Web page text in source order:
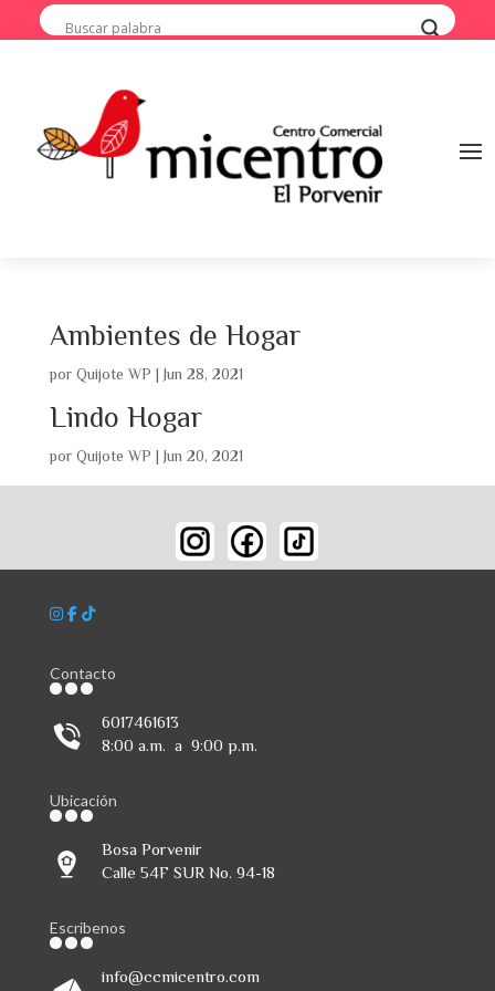
Ambientes de Hogar
por Quijote WP | Jun 28, 2021
Lindo Hogar
por Quijote WP | Jun 20, 2021
Contacto
6017461613
8:00 a.m. a 9:00 p.m.
Ubicación
Bosa Porvenir
Calle 54F SUR No. 94-18
Escribenos
info@ccmicentro.com